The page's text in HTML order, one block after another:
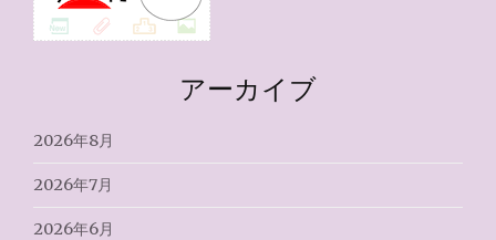
アーカイブ
2026年8月
2026年7月
2026年6月